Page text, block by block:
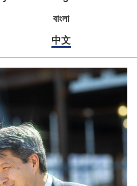
বাংলা
中文